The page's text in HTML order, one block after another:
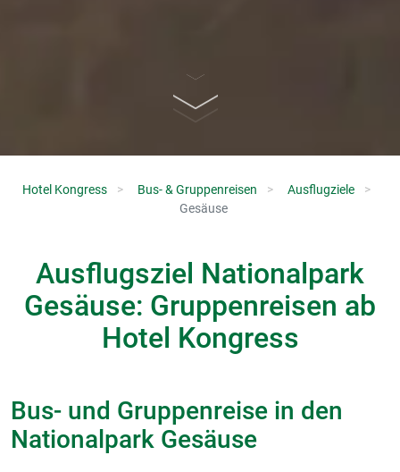
Hotel Kongress Bus- & Gruppenreisen
Ausflugziele
Gesäuse
Ausflugsziel Nationalpark
Gesäuse: Gruppenreisen ab
Hotel Kongress
Bus- und Gruppenreise in den
Nationalpark Gesäuse